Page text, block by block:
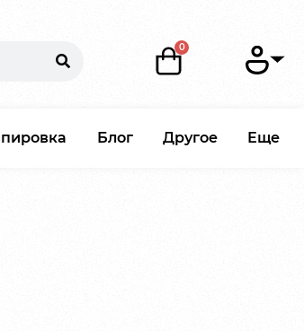
Блог Другое Еще